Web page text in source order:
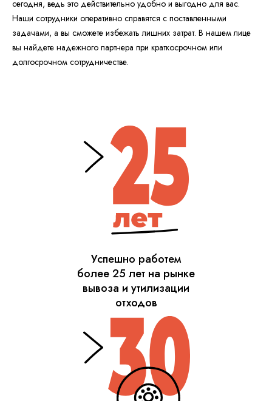
сегодня, ведь это действительно удобно и выгодно для вас.
Наши сотрудники оперативно справятся с поставленными
задачами, а вы сможете избежать лишних затрат. В нашем лице
вы найдете надежного партнера при краткосрочном или
долгосрочном сотрудничестве.
Успешно работем
более 25 лет на рынке
вывоза и утилизации
отходов